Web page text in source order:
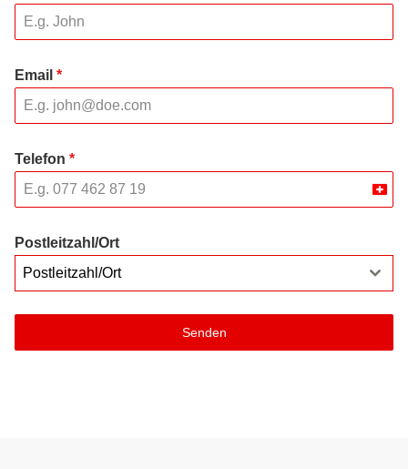
Email *
Telefon *
Postleitzahl/Ort
Postleitzahl/Ort
Senden